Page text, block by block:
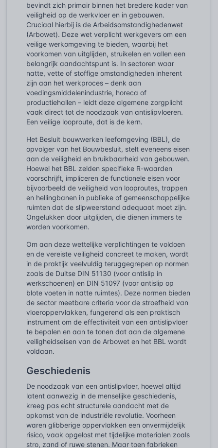
bevindt zich primair binnen het bredere kader van
veiligheid op de werkvloer en in gebouwen.
Cruciaal hierbij is de Arbeidsomstandighedenwet
(Arbowet). Deze wet verplicht werkgevers om een
veilige werkomgeving te bieden, waarbij het
voorkomen van uitglijden, struikelen en vallen een
belangrijk aandachtspunt is. In sectoren waar
natte, vette of stoffige omstandigheden inherent
zijn aan het werkproces – denk aan
voedingsmiddelenindustrie, horeca of
productiehallen – leidt deze algemene zorgplicht
vaak direct tot de noodzaak van antislipvloeren.
Een veilige looproute, dat is de kern.
Het Besluit bouwwerken leefomgeving (BBL), de
opvolger van het Bouwbesluit, stelt eveneens eisen
aan de veiligheid en bruikbaarheid van gebouwen.
Hoewel het BBL zelden specifieke R-waarden
voorschrijft, impliceren de functionele eisen voor
bijvoorbeeld de veiligheid van looproutes, trappen
en hellingbanen in publieke of gemeenschappelijke
ruimten dat de slipweerstand adequaat moet zijn.
Ongelukken door uitglijden, die dienen immers te
worden voorkomen.
Om aan deze wettelijke verplichtingen te voldoen
en de vereiste veiligheid concreet te maken, wordt
in de praktijk veelvuldig teruggegrepen op normen
zoals de Duitse DIN 51130 (voor antislip in
werkschoenen) en DIN 51097 (voor antislip op
blote voeten in natte ruimtes). Deze normen bieden
de sector meetbare criteria voor de stroefheid van
vloeroppervlakken, fungerend als een praktisch
instrument om de effectiviteit van een antislipvloer
te bepalen en aan te tonen dat aan de algemene
veiligheidseisen van de Arbowet en het BBL wordt
voldaan.
Geschiedenis
De noodzaak van een antislipvloer, hoewel altijd
latent aanwezig in de menselijke geschiedenis,
kreeg pas echt structurele aandacht met de
opkomst van de industriële revolutie. Voorheen
waren glibberige oppervlakken een onvermijdelijk
risico, vaak opgelost met tijdelijke materialen zoals
stro, zand of ruwe stenen. Maar toen fabrieken